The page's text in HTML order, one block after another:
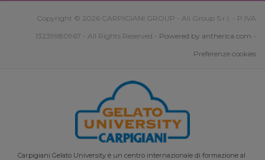
Copyright © 2026 CARPIGIANI GROUP - Ali Group S.r.l. - P.IVA
13239980967 - All Rights Reserved - Powered by antherica.com -
Preferenze cookies
Carpigiani Gelato University è un centro internazionale di formazione al